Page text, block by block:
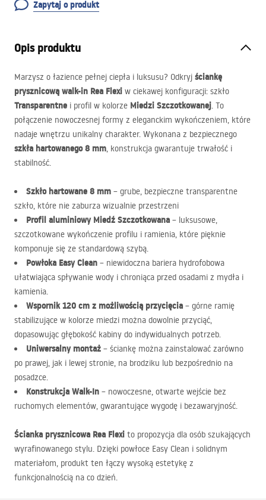
Zapytaj o produkt
Opis produktu
Marzysz o łazience pełnej ciepła i luksusu? Odkryj ściankę
prysznicową walk-in Rea Flexi w ciekawej konfiguracji: szkło
Transparentne i profil w kolorze Miedzi Szczotkowanej. To
połączenie nowoczesnej formy z eleganckim wykończeniem, które
nadaje wnętrzu unikalny charakter. Wykonana z bezpiecznego
szkła hartowanego 8 mm, konstrukcja gwarantuje trwałość i
stabilność.
Szkło hartowane 8 mm – grube, bezpieczne transparentne
szkło, które nie zaburza wizualnie przestrzeni
Profil aluminiowy Miedź Szczotkowana – luksusowe,
szczotkowane wykończenie profilu i ramienia, które pięknie
komponuje się ze standardową szybą.
Powłoka Easy Clean – niewidoczna bariera hydrofobowa
ułatwiająca spływanie wody i chroniąca przed osadami z mydła i
kamienia.
Wspornik 120 cm z możliwością przycięcia – górne ramię
stabilizujące w kolorze miedzi można dowolnie przyciąć,
dopasowując głębokość kabiny do indywidualnych potrzeb.
Uniwersalny montaż – ściankę można zainstalować zarówno
po prawej, jak i lewej stronie, na brodziku lub bezpośrednio na
posadzce.
Konstrukcja Walk-In – nowoczesne, otwarte wejście bez
ruchomych elementów, gwarantujące wygodę i bezawaryjność.
Ścianka prysznicowa Rea Flexi to propozycja dla osób szukających
wyrafinowanego stylu. Dzięki powłoce Easy Clean i solidnym
materiałom, produkt ten łączy wysoką estetykę z
funkcjonalnością na co dzień.